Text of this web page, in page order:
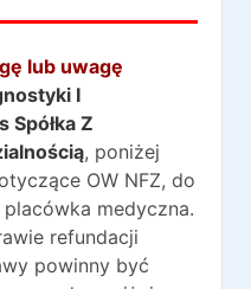
lub uwagę
I
Z
, poniżej
OW NFZ, do
medyczna.
refundacji
powinny być